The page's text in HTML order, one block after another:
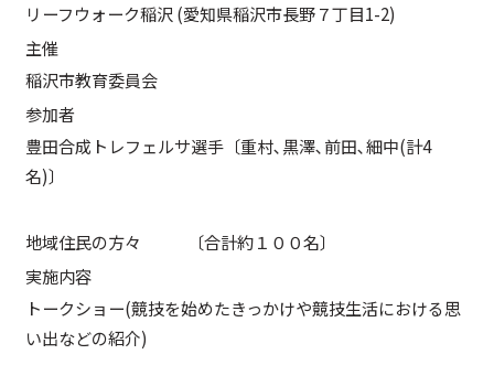
リーフウォーク稲沢 (愛知県稲沢市長野７丁目1-2)
主催
稲沢市教育委員会
参加者
豊田合成トレフェルサ選手〔重村､黒澤､前田､細中(計4
名)〕
地域住民の方々 〔合計約１００名〕
実施内容
トークショー(競技を始めたきっかけや競技生活における思
い出などの紹介)